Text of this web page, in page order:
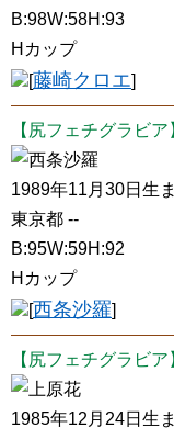
B:98W:58H:93
Hカップ
[藤崎クロエ]
【尻フェチグラビア
西条沙羅
1989年11月30日生
東京都 --
B:95W:59H:92
Hカップ
[西条沙羅]
【尻フェチグラビア
上原花
1985年12月24日生